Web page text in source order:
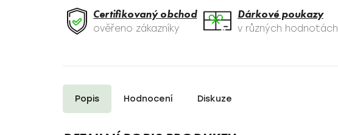
Certifikovaný obchod
ověřeno zákazníky
Dárkové poukazy
v různých hodnotách
Popis Hodnocení Diskuze